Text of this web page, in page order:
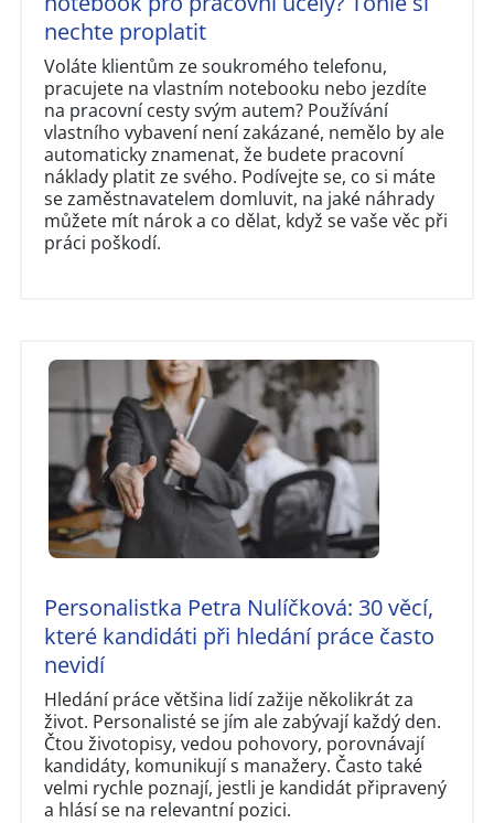
nechte proplatit
Voláte klientům ze soukromého telefonu,
pracujete na vlastním notebooku nebo jezdíte
na pracovní cesty svým autem? Používání
vlastního vybavení není zakázané, nemělo by ale
automaticky znamenat, že budete pracovní
náklady platit ze svého. Podívejte se, co si máte
se zaměstnavatelem domluvit, na jaké náhrady
můžete mít nárok a co dělat, když se vaše věc při
práci poškodí.
Personalistka Petra Nulíčková: 30 věcí,
které kandidáti při hledání práce často
nevidí
Hledání práce většina lidí zažije několikrát za
život. Personalisté se jím ale zabývají každý den.
Čtou životopisy, vedou pohovory, porovnávají
kandidáty, komunikují s manažery. Často také
velmi rychle poznají, jestli je kandidát připravený
a hlásí se na relevantní pozici.